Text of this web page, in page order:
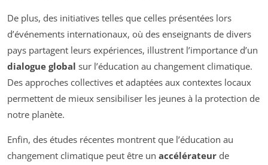
De plus, des initiatives telles que celles présentées lors
d’événements internationaux, où des enseignants de divers
pays partagent leurs expériences, illustrent l’importance d’un
dialogue global sur l’éducation au changement climatique.
Des approches collectives et adaptées aux contextes locaux
permettent de mieux sensibiliser les jeunes à la protection de
notre planète.
Enfin, des études récentes montrent que l’éducation au
changement climatique peut être un accélérateur de